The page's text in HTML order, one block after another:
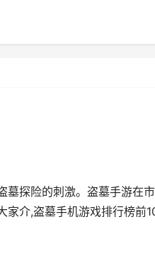
墓探险的刺激。盗墓手游在
家介,盗墓手机游戏排行榜前